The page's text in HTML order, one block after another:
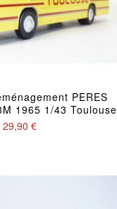
PERES
1965 1/43 Toulouse
29,90 €